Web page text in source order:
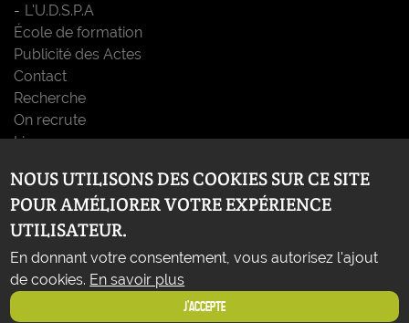
L'U.D.S.P.A
École de formation
Publicité des Actes
Contact
Recherche
On recrute
Liens
Téléchargements
Les gestes qui sauvent
Sauve ton centre de secours
2019 SDIS08 -
NOUS UTILISONS DES COOKIES SUR CE SITE
POUR AMÉLIORER VOTRE EXPÉRIENCE
UTILISATEUR.
En donnant votre consentement, vous autorisez l'ajout
de cookies. En savoir plus
J'ACCEPTE